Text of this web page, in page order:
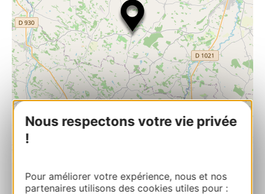
Nous respectons votre vie privée
!
Pour améliorer votre expérience, nous et nos
partenaires utilisons des cookies utiles pour :
Village de Réjaumont